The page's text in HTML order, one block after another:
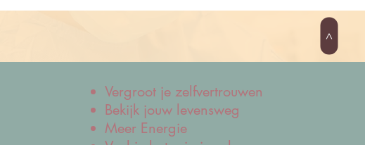
Vergroot je zelfvertrouwen
Bekijk jouw levensweg
Meer Energie
>